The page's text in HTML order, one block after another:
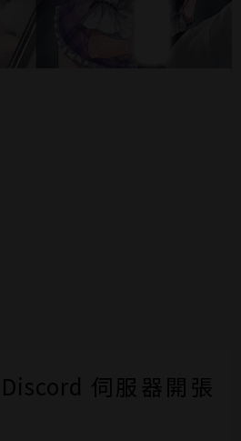
伺服器開張